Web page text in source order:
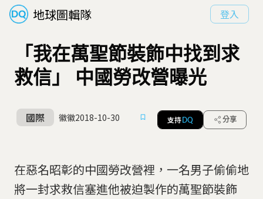
地球圖輯隊 登入
「我在萬聖節裝飾中找到求
救信」 中國勞改營曝光
國際 徽徽2018-10-30 支持 DQ 分享
在惡名昭彰的中國勞改營裡，一名男子偷偷地
將一封求救信塞進他被迫製作的萬聖節裝飾